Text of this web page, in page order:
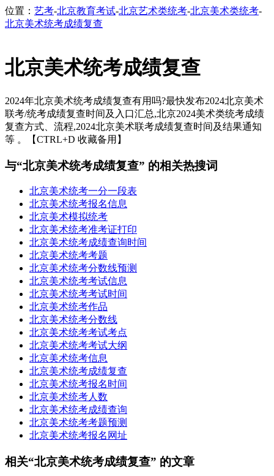
位置： 艺考-北京教育考试-北京艺术类统考-北京美术类统考-
北京美术统考成绩复查
北京美术统考成绩复查
2024年北京美术统考成绩复查有用吗?最快发布2024北京美术
联考/统考成绩复查时间及入口汇总,北京2024美术类统考成绩
复查方式、流程,2024北京美术联考成绩复查时间及结果通知
等 。【CTRL+D 收藏备用】
与“北京美术统考成绩复查” 的相关热搜词
北京美术统考一分一段表
北京美术统考报名信息
北京美术模拟统考
北京美术统考准考证打印
北京美术统考成绩查询时间
北京美术统考考题
北京美术统考分数线预测
北京美术统考考试信息
北京美术统考考试时间
北京美术统考作品
北京美术统考分数线
北京美术统考考试考点
北京美术统考考试大纲
北京美术统考信息
北京美术统考成绩复查
北京美术统考报名时间
北京美术统考人数
北京美术统考成绩查询
北京美术统考考题预测
北京美术统考报名网址
相关“北京美术统考成绩复查” 的文章